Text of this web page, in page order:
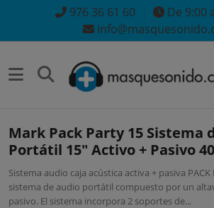
976 36 61 60
De 9:00
Mark Pack Party 15 Sistema
Portátil 15" Activo + Pasivo
Bluetooth
Sistema audio caja acústica activa + pasiva PACK
sistema de audio portátil compuesto por un
pasivo. El sistema incorpora 2 soportes de...